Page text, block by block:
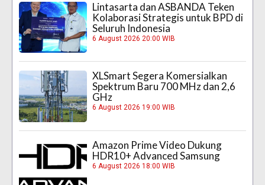
Lintasarta dan ASBANDA Teken
Kolaborasi Strategis untuk BPD di
Seluruh Indonesia
6 August 2026 20:00 WIB
XLSmart Segera Komersialkan
Spektrum Baru 700 MHz dan 2,6
GHz
6 August 2026 19:00 WIB
Amazon Prime Video Dukung
HDR10+ Advanced Samsung
6 August 2026 18:00 WIB